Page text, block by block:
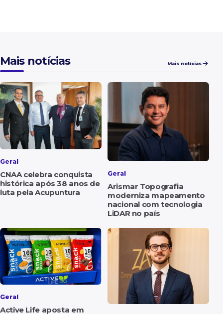
Mais notícias Mais notícias
Geral
CNAA celebra conquista
histórica após 38 anos de
luta pela Acupuntura
Geral
Arismar Topografia
moderniza mapeamento
nacional com tecnologia
LiDAR no país
Geral
Active Life aposta em